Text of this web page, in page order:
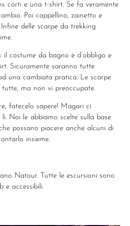
corti e una t-shirt. Se fa veramente
Poi cappellino, zainetto e
delle scarpe da trekking
il costume da bagno è d’obbligo e
Sicuramente saranno tutte
una cambiata pratica. Le scarpe
ma non vi preoccupate.
fatecelo sapere! Magari ci
Noi le abbiamo scelte sulla base
possano piacere anche alcuni di
insieme.
Natour. Tutte le escursioni sono
e accessibili.